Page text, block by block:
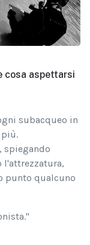
cosa aspettarsi
subacqueo in
spiegando
l'attrezzatura,
punto qualcuno